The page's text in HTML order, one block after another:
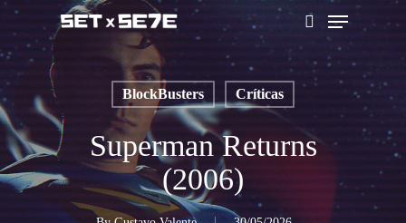
Skip
main
content
pesquisar
Menu
BlockBusters Críticas
Superman Returns
(2006)